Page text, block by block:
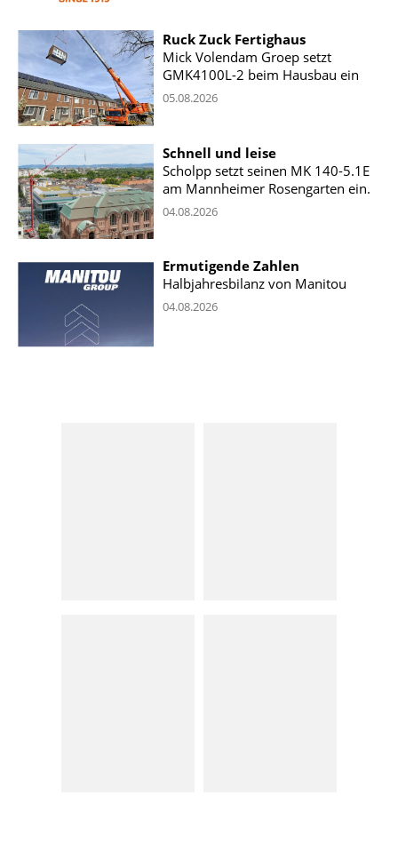
Ruck Zuck Fertighaus
Mick Volendam Groep setzt
GMK4100L-2 beim Hausbau ein
05.08.2026
Schnell und leise
Scholpp setzt seinen MK 140-5.1E
am Mannheimer Rosengarten ein.
04.08.2026
Ermutigende Zahlen
Halbjahresbilanz von Manitou
04.08.2026